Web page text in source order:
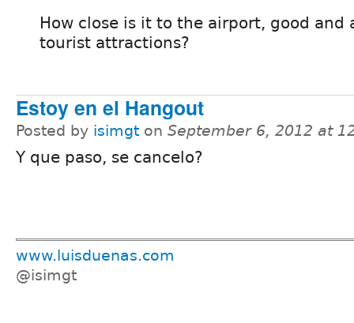
How close is it to the airport, good and
tourist attractions?
Estoy en el Hangout
Posted by isimgt on September 6, 2012 at
Y que paso, se cancelo?
www.luisduenas.com
@isimgt